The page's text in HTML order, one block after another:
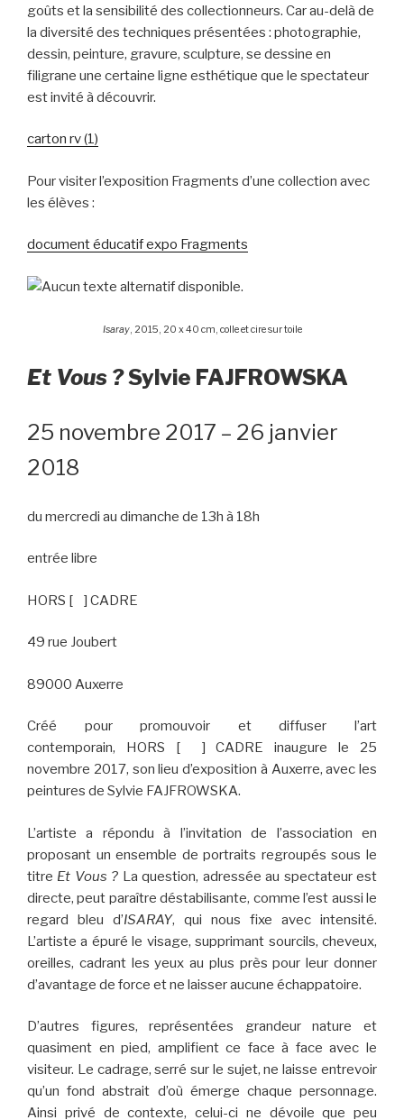
goûts et la sensibilité des collectionneurs. Car au-delà de
la diversité des techniques présentées : photographie,
dessin, peinture, gravure, sculpture, se dessine en
filigrane une certaine ligne esthétique que le spectateur
est invité à découvrir.
carton rv (1)
Pour visiter l’exposition Fragments d’une collection avec
les élèves :
document éducatif expo Fragments
Isaray, 2015, 20 x 40 cm, colle et cire sur toile
Et Vous ?Sylvie FAJFROWSKA
25 novembre 2017 – 26 janvier
2018
du mercredi au dimanche de 13h à 18h
entrée libre
HORS [ ] CADRE
49 rue Joubert
89000 Auxerre
Créé pour promouvoir et diffuser l’art
contemporain, HORS [ ] CADRE inaugure le 25
novembre 2017, son lieu d’exposition à Auxerre, avec les
peintures de Sylvie FAJFROWSKA.
L’artiste a répondu à l’invitation de l’association en
proposant un ensemble de portraits regroupés sous le
titre Et Vous ? La question, adressée au spectateur est
directe, peut paraître déstabilisante, comme l’est aussi le
regard bleu d’ISARAY, qui nous fixe avec intensité.
L’artiste a épuré le visage, supprimant sourcils, cheveux,
oreilles, cadrant les yeux au plus près pour leur donner
d’avantage de force et ne laisser aucune échappatoire.
D’autres figures, représentées grandeur nature et
quasiment en pied, amplifient ce face à face avec le
visiteur. Le cadrage, serré sur le sujet, ne laisse entrevoir
qu’un fond abstrait d’où émerge chaque personnage.
Ainsi privé de contexte, celui-ci ne dévoile que peu